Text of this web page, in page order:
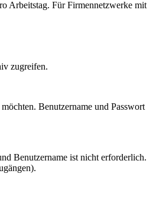
Arbeitstag. Für Firmennetzwerke mit
zugreifen.
Benutzername und Passwort
Benutzername ist nicht erforderlich.